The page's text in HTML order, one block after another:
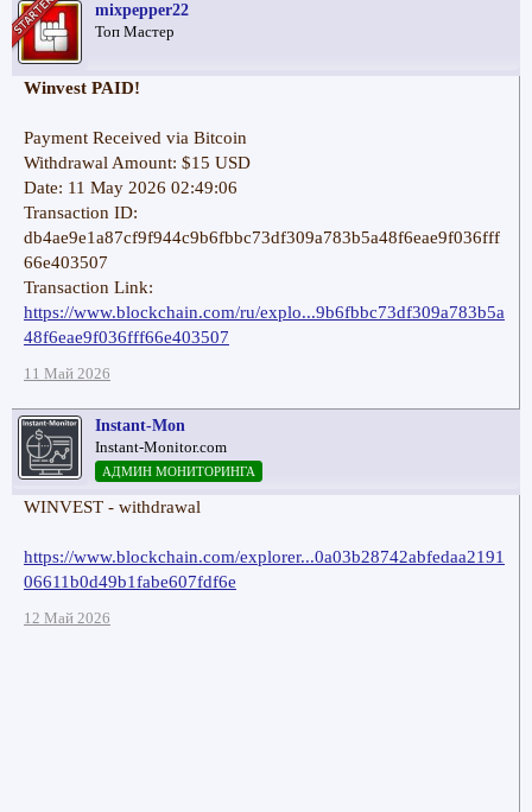
mixpepper22
Топ Мастер
Winvest PAID!
Payment Received via Bitcoin
Withdrawal Amount: $15 USD
Date: 11 May 2026 02:49:06
Transaction ID:
db4ae9e1a87cf9f944c9b6fbbc73df309a783b5a48f6eae9f036fff
66e403507
Transaction Link:
https://www.blockchain.com/ru/explo...9b6fbbc73df309a783b5a
48f6eae9f036fff66e403507
11 Май 2026
Instant-Mon
Instant-Monitor.com
АДМИН МОНИТОРИНГА
WINVEST - withdrawal
https://www.blockchain.com/explorer...0a03b28742abfedaa2191
06611b0d49b1fabe607fdf6e
12 Май 2026